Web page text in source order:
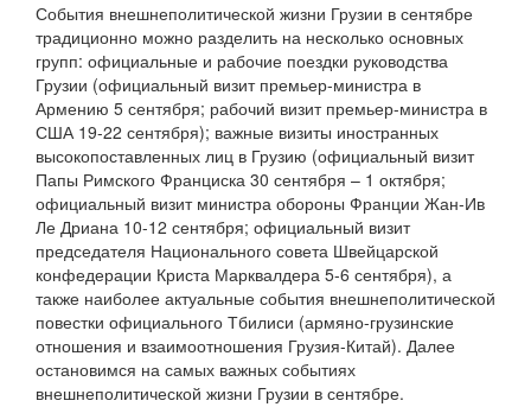
События внешнеполитической жизни Грузии в сентябре
традиционно можно разделить на несколько основных
групп: официальные и рабочие поездки руководства
Грузии (официальный визит премьер-министра в
Армению 5 сентября; рабочий визит премьер-министра в
США 19-22 сентября); важные визиты иностранных
высокопоставленных лиц в Грузию (официальный визит
Папы Римского Франциска 30 сентября – 1 октября;
официальный визит министра обороны Франции Жан-Ив
Ле Дриана 10-12 сентября; официальный визит
председателя Национального совета Швейцарской
конфедерации Криста Марквалдера 5-6 сентября), а
также наиболее актуальные события внешнеполитической
повестки официального Тбилиси (армяно-грузинские
отношения и взаимоотношения Грузия-Китай). Далее
остановимся на самых важных событиях
внешнеполитической жизни Грузии в сентябре.